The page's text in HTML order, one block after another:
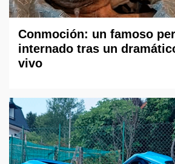
Conmoción: un famoso
internado tras un
vivo